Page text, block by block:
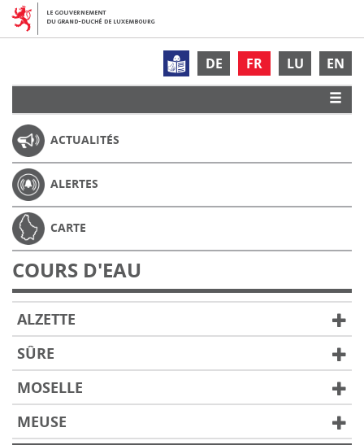
DE FR LU EN
ACTUALITÉS
ALERTES
CARTE
COURS D'EAU
ALZETTE
SÛRE
MOSELLE
MEUSE